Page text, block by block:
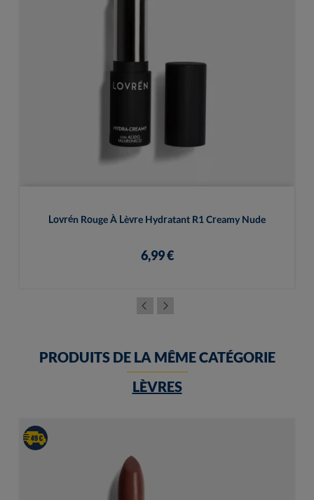
Lovrén Rouge À Lèvre Hydratant R1 Creamy Nude
6,99 €
PRODUITS DE LA MÊME CATÉGORIE
LÈVRES